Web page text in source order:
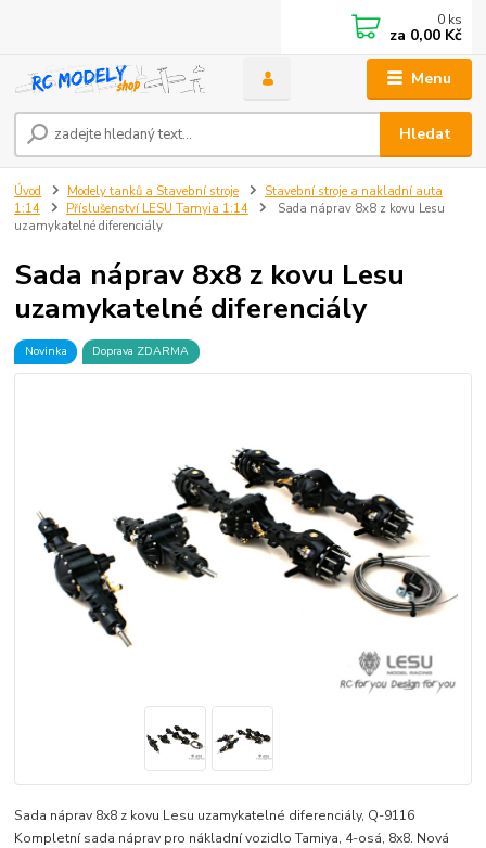
Menu
Hledat
0 ks
za 0,00 Kč
Úvod Modely tanků a Stavební stroje
Stavební stroje a nakladní auta
1:14
Příslušenství LESU Tamyia 1:14
Sada náprav 8x8 z kovu Lesu
uzamykatelné diferenciály
Sada náprav 8x8 z kovu Lesu
uzamykatelné diferenciály
Novinka Doprava ZDARMA
Sada náprav 8x8 z kovu Lesu uzamykatelné diferenciály, Q-9116
Kompletní sada náprav pro nákladní vozidlo Tamiya, 4-osá, 8x8. Nová